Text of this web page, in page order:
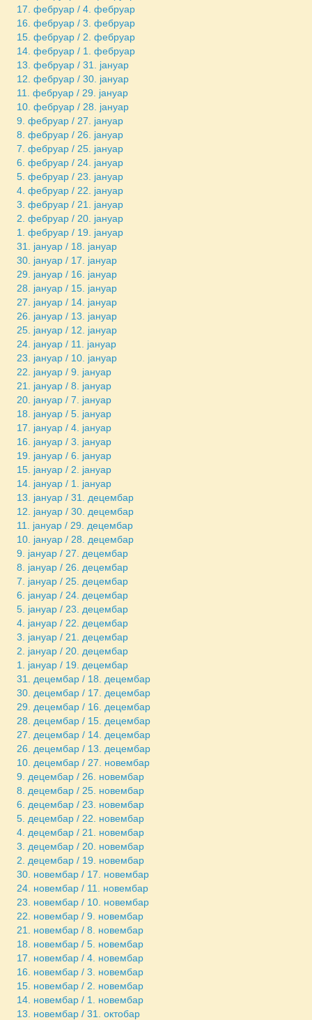
17. фебруар / 4. фебруар
16. фебруар / 3. фебруар
15. фебруар / 2. фебруар
14. фебруар / 1. фебруар
13. фебруар / 31. јануар
12. фебруар / 30. јануар
11. фебруар / 29. јануар
10. фебруар / 28. јануар
9. фебруар / 27. јануар
8. фебруар / 26. јануар
7. фебруар / 25. јануар
6. фебруар / 24. јануар
5. фебруар / 23. јануар
4. фебруар / 22. јануар
3. фебруар / 21. јануар
2. фебруар / 20. јануар
1. фебруар / 19. јануар
31. јануар / 18. јануар
30. јануар / 17. јануар
29. јануар / 16. јануар
28. јануар / 15. јануар
27. јануар / 14. јануар
26. јануар / 13. јануар
25. јануар / 12. јануар
24. јануар / 11. јануар
23. јануар / 10. јануар
22. јануар / 9. јануар
21. јануар / 8. јануар
20. јануар / 7. јануар
18. јануар / 5. јануар
17. јануар / 4. јануар
16. јануар / 3. јануар
19. јануар / 6. јануар
15. јануар / 2. јануар
14. јануар / 1. јануар
13. јануар / 31. децембар
12. јануар / 30. децембар
11. јануар / 29. децембар
10. јануар / 28. децембар
9. јануар / 27. децембар
8. јануар / 26. децембар
7. јануар / 25. децембар
6. јануар / 24. децембар
5. јануар / 23. децембар
4. јануар / 22. децембар
3. јануар / 21. децембар
2. јануар / 20. децембар
1. јануар / 19. децембар
31. децембар / 18. децембар
30. децембар / 17. децембар
29. децембар / 16. децембар
28. децембар / 15. децембар
27. децембар / 14. децембар
26. децембар / 13. децембар
10. децембар / 27. новембар
9. децембар / 26. новембар
8. децембар / 25. новембар
6. децембар / 23. новембар
5. децембар / 22. новембар
4. децембар / 21. новембар
3. децембар / 20. новембар
2. децембар / 19. новембар
30. новембар / 17. новембар
24. новембар / 11. новембар
23. новембар / 10. новембар
22. новембар / 9. новембар
21. новембар / 8. новембар
18. новембар / 5. новембар
17. новембар / 4. новембар
16. новембар / 3. новембар
15. новембар / 2. новембар
14. новембар / 1. новембар
13. новембар / 31. октобар